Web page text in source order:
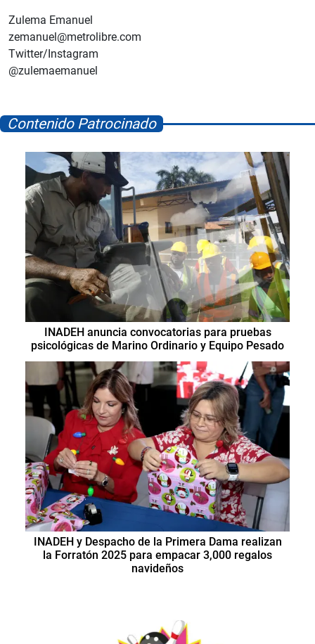
Zulema Emanuel
zemanuel@metrolibre.com
Twitter/Instagram
@zulemaemanuel
Contenido Patrocinado
INADEH anuncia convocatorias para pruebas
psicológicas de Marino Ordinario y Equipo Pesado
INADEH y Despacho de la Primera Dama realizan
la Forratón 2025 para empacar 3,000 regalos
navideños